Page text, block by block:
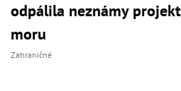
odpálila neznámy
moru
Zahraničné